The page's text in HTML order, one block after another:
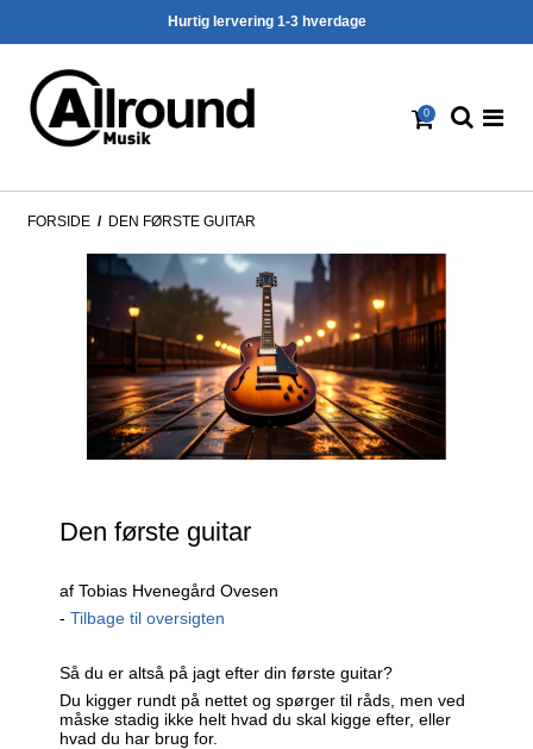
Hurtig lervering 1-3 hverdage
0
FORSIDE / DEN FØRSTE GUITAR
Den første guitar
af Tobias Hvenegård Ovesen
- Tilbage til oversigten
Så du er altså på jagt efter din første guitar?
Du kigger rundt på nettet og spørger til råds, men ved
måske stadig ikke helt hvad du skal kigge efter, eller
hvad du har brug for.